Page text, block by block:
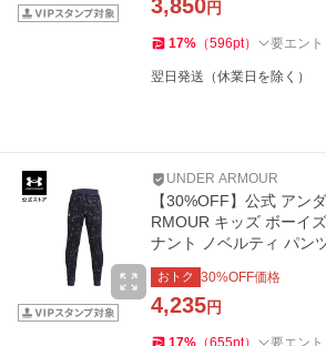
3,850円
17% （596pt） 要エント
翌日発送（休業日を除く）
UNDER ARMOUR
【30%OFF】公式 アン
RMOUR キッズ ボーイ
ナント ノベルティ パン
おトク 30%OFF価格
4,235円
17% （655pt） 要エント